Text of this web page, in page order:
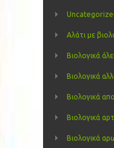
Αλάτι με
Βιολογικά
Βιολογικά
Βιολογικά
Βιολογικά
Βιολογικά